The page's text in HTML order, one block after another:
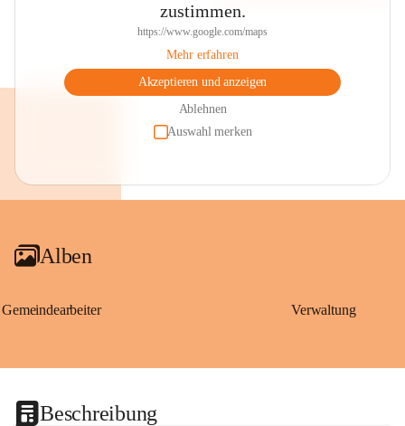
zustimmen.
https://www.google.com/maps
Mehr erfahren
Akzeptieren und anzeigen
Ablehnen
Auswahl merken
Alben
Gemeindearbeiter Verwaltung
Beschreibung